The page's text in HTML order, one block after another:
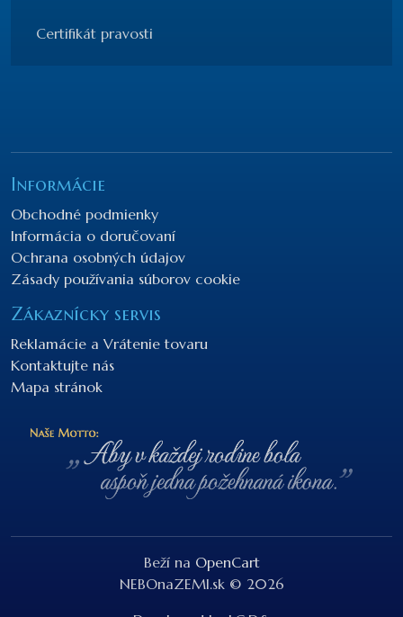
Certifikát pravosti
Informácie
Obchodné podmienky
Informácia o doručovaní
Ochrana osobných údajov
Zásady používania súborov cookie
Zákaznícky servis
Reklamácie a Vrátenie tovaru
Kontaktujte nás
Mapa stránok
Beží na OpenCart
NEBOnaZEMI.sk © 2026